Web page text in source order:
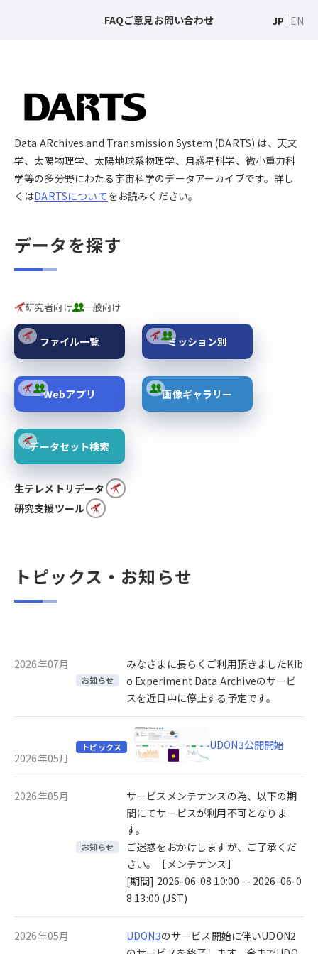
FAQご意見お問い合わせ JP EN
Data ARchives and Transmission System (DARTS) は、天文
学、太陽物理学、太陽地球系物理学、月惑星科学、微小重力科
学等の多分野にわたる宇宙科学のデータアーカイブです。詳し
くはDARTSについてをお読みください。
データを探す
研究者向け 一般向け
ファイル一覧 ミッション別
Webアプリ 画像ギャラリー
データセット検索
生テレメトリデータ
研究支援ツール
トピックス・お知らせ
2026年07月
お知らせ
みなさまに長らくご利用頂きましたKib
o Experiment Data Archiveのサービ
スを近日中に停止する予定です。
2026年05月
トピックス UDON3公開開始
2026年05月
お知らせ
サービスメンテナンスの為、以下の期
間にてサービスが利用不可となりま
す。
ご迷惑をおかけしますが、ご了承くだ
さい。［メンテナンス］
[期間] 2026-06-08 10:00 -- 2026-06-0
8 13:00 (JST)
2026年05月 UDON3のサービス開始に伴いUDON2